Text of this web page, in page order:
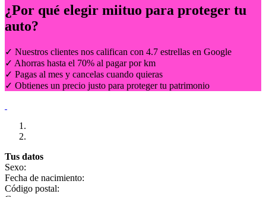
¿Por qué elegir miituo para proteger tu
auto?
✓ Nuestros clientes nos califican con 4.7 estrellas en Google
✓ Ahorras hasta el 70% al pagar por km
✓ Pagas al mes y cancelas cuando quieras
✓ Obtienes un precio justo para proteger tu patrimonio
Tus datos
Sexo:
Fecha de nacimiento:
Código postal: